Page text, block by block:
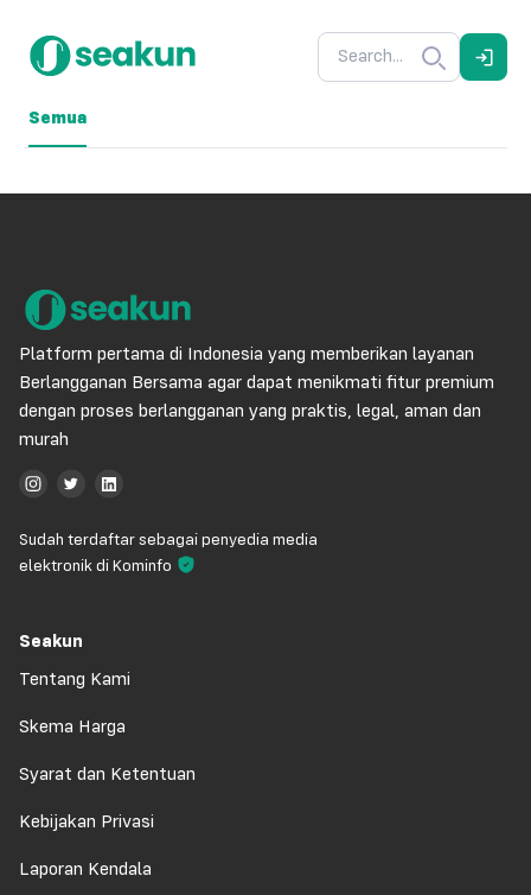
Semua
Platform pertama di Indonesia yang memberikan layanan
Berlangganan Bersama agar dapat menikmati fitur premium
dengan proses berlangganan yang praktis, legal, aman dan
murah
Sudah terdaftar sebagai penyedia media
elektronik di Kominfo
Seakun
Tentang Kami
Skema Harga
Syarat dan Ketentuan
Kebijakan Privasi
Laporan Kendala